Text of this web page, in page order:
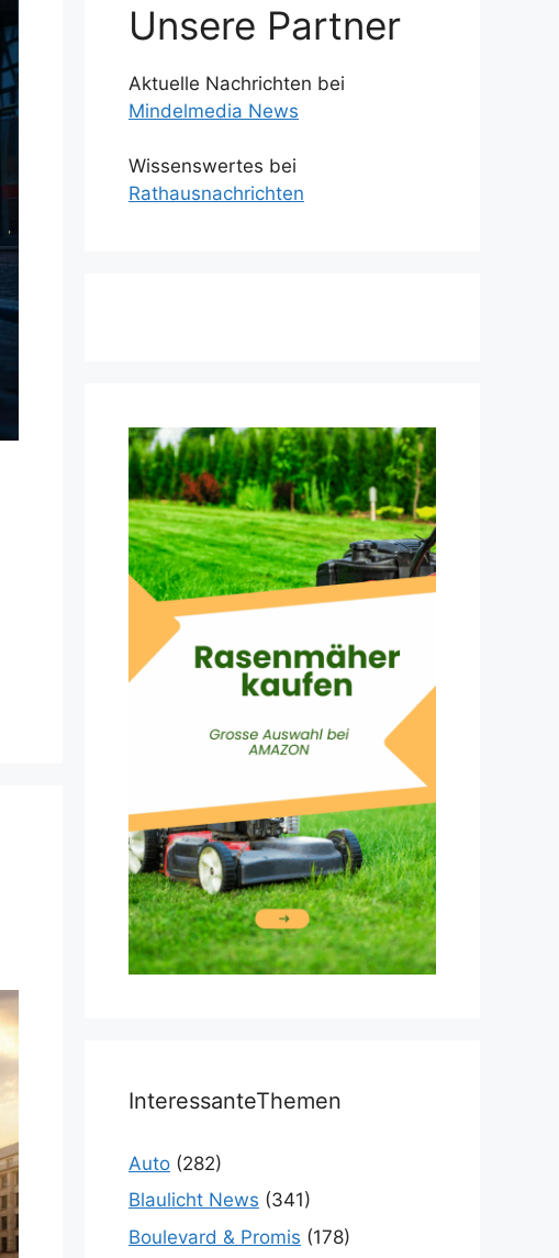
Unsere Partner
Aktuelle Nachrichten bei
Mindelmedia News
Wissenswertes bei
Rathausnachrichten
InteressanteThemen
Auto (282)
Blaulicht News (341)
Boulevard & Promis (178)